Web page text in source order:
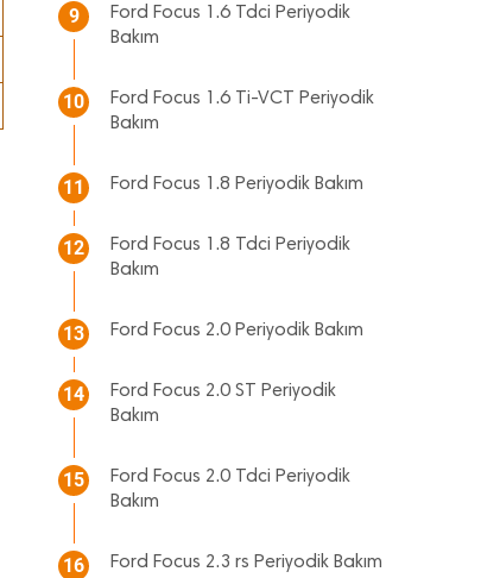
9
Ford Focus 1.6 Tdci Periyodik
Bakım
10
Ford Focus 1.6 Ti-VCT Periyodik
Bakım
11 Ford Focus 1.8 Periyodik Bakım
12
Ford Focus 1.8 Tdci Periyodik
Bakım
13 Ford Focus 2.0 Periyodik Bakım
14
Ford Focus 2.0 ST Periyodik
Bakım
15
Ford Focus 2.0 Tdci Periyodik
Bakım
16 Ford Focus 2.3 rs Periyodik Bakım